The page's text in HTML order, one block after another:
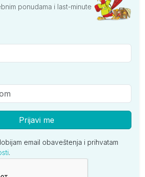
ponudama i last-minute
Prijavi me
email obaveštenja i prihvatam
.